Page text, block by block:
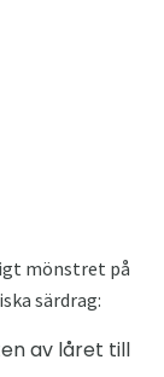
mönstret på
särdrag:
av låret till